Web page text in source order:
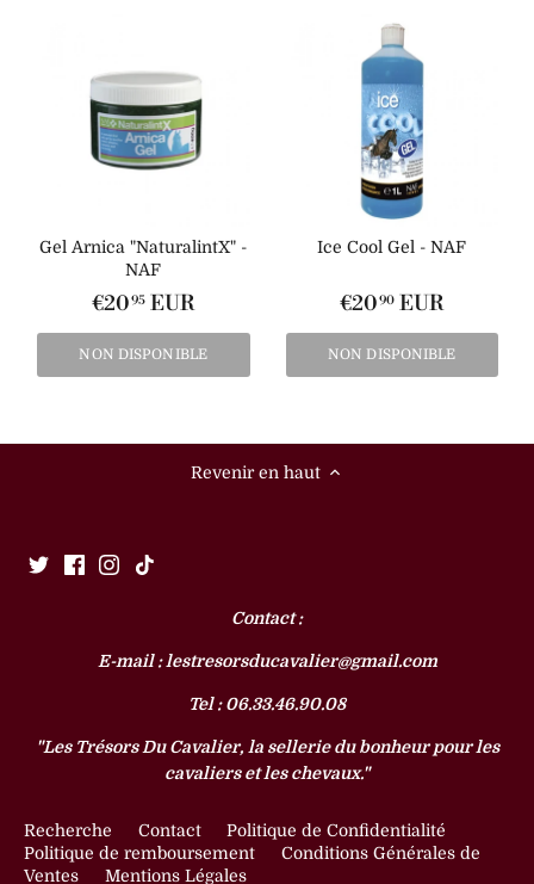
Gel Arnica "NaturalintX" -
NAF
€2095 EUR
NON DISPONIBLE
Ice Cool Gel - NAF
€2090 EUR
NON DISPONIBLE
Revenir en haut
Contact :
E-mail : lestresorsducavalier@gmail.com
Tel : 06.33.46.90.08
"Les Trésors Du Cavalier, la sellerie du bonheur pour les
cavaliers et les chevaux."
Recherche Contact
Politique de Confidentialité
Politique de remboursement
Conditions Générales de
Ventes
Mentions Légales